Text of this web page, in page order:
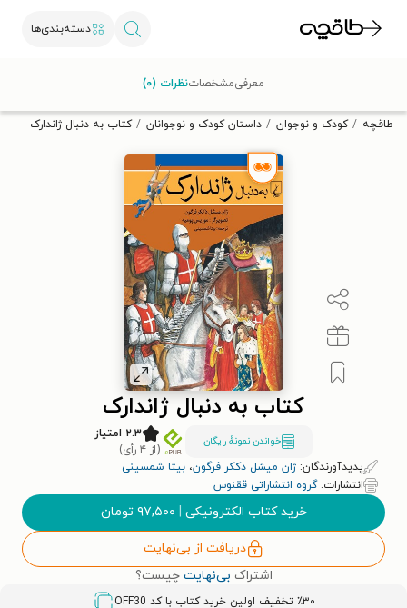
دسته‌بندی‌ها
تخفیف از طاقچه دریافت کن.
طاقچه کودک و نوجوان داستان کودک و نوجوانان کتاب به دنبال ژاندارک
کتاب به دنبال ژاندارک
خواندن نمونۀ رایگان
۲.۳ امتیاز
(از ۴ رأی)
پدیدآورندگان: ژان میشل دککر فرگون، بیتا شمسینی
انتشارات:گروه انتشاراتی ققنوس
خرید کتاب الکترونیکی | ۹۷,۵۰۰ تومان
دریافت از بی‌نهایت
اشتراک بی‌نهایت چیست؟
٪۳۰ تخفیف اولین خرید کتاب با کد OFF30
معرفیمشخصاتنظرات (۰)